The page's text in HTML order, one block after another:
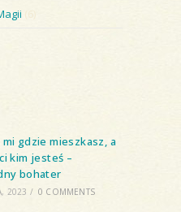
gdzie mieszkasz, a
kim jesteś –
bohater
2023 / 0 COMMENTS